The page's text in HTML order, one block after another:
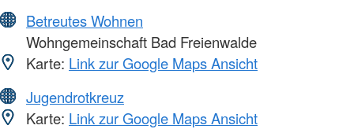
Betreutes Wohnen
Wohngemeinschaft Bad Freienwalde
Karte: Link zur Google Maps Ansicht
Jugendrotkreuz
Karte: Link zur Google Maps Ansicht